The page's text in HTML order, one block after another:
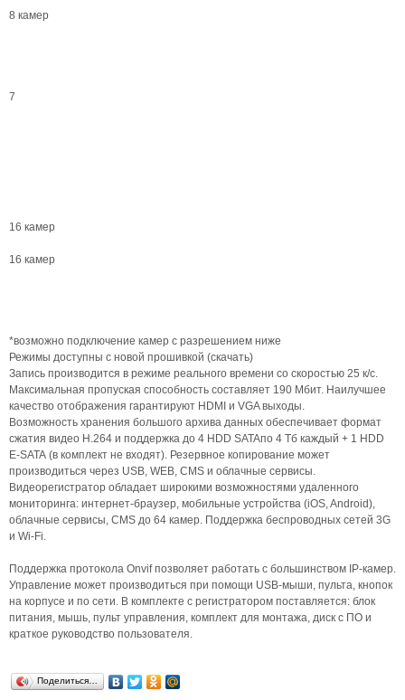
8 камер
7
16 камер
16 камер
*возможно подключение камер с разрешением ниже
Режимы доступны с новой прошивкой (скачать)
Запись производится в режиме реального времени со скоростью 25 к/с.
Максимальная пропуская способность составляет 190 Мбит. Наилучшее
качество отображения гарантируют HDMI и VGA выходы.
Возможность хранения большого архива данных обеспечивает формат
сжатия видео H.264 и поддержка до 4 HDD SATAпо 4 Тб каждый + 1 HDD
E-SATA (в комплект не входят). Резервное копирование может
производиться через USB, WEB, CMS и облачные сервисы.
Видеорегистратор обладает широкими возможностями удаленного
мониторинга: интернет-браузер, мобильные устройства (iOS, Android),
облачные сервисы, CMS до 64 камер. Поддержка беспроводных сетей 3G
и Wi-Fi.
Поддержка протокола Onvif позволяет работать с большинством IP-камер.
Управление может производиться при помощи USB-мыши, пульта, кнопок
на корпусе и по сети. В комплекте с регистратором поставляется: блок
питания, мышь, пульт управления, комплект для монтажа, диск с ПО и
краткое руководство пользователя.
Поделиться…